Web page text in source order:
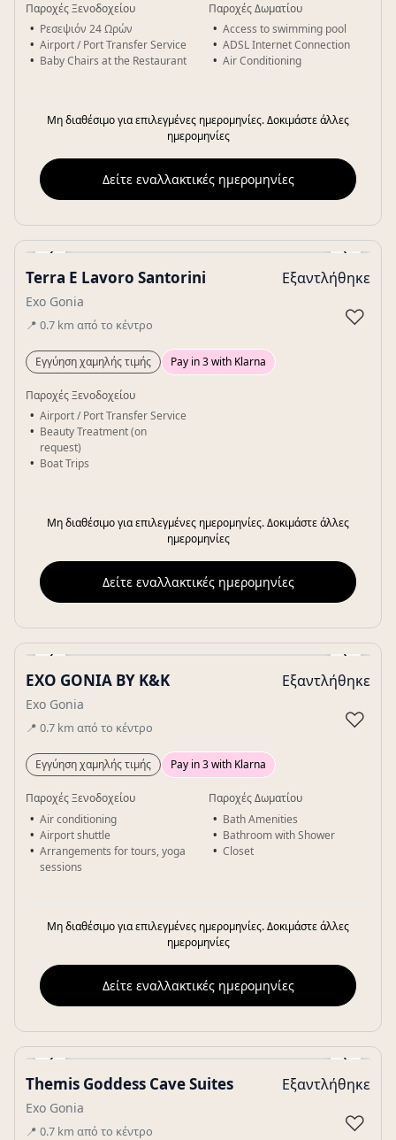
Παροχές Ξενοδοχείου
Ρεσεψιόν 24 Ωρών
Airport / Port Transfer Service
Baby Chairs at the Restaurant
Παροχές Δωματίου
Access to swimming pool
ADSL Internet Connection
Air Conditioning
Μη διαθέσιμο για επιλεγμένες ημερομηνίες. Δοκιμάστε άλλες
ημερομηνίες
Δείτε εναλλακτικές ημερομηνίες
‹ ›
Gallery
Terra E Lavoro Santorini
Exo Gonia
📍 0.7 km από το κέντρο
Εξαντλήθηκε
♡
Εγγύηση χαμηλής τιμής Pay in 3 with Klarna
Παροχές Ξενοδοχείου
Airport / Port Transfer Service
Beauty Treatment (on
request)
Boat Trips
Μη διαθέσιμο για επιλεγμένες ημερομηνίες. Δοκιμάστε άλλες
ημερομηνίες
Δείτε εναλλακτικές ημερομηνίες
‹ ›
Gallery
EXO GONIA BY K&K
Exo Gonia
📍 0.7 km από το κέντρο
Εξαντλήθηκε
♡
Εγγύηση χαμηλής τιμής Pay in 3 with Klarna
Παροχές Ξενοδοχείου
Air conditioning
Airport shuttle
Arrangements for tours, yoga
sessions
Παροχές Δωματίου
Bath Amenities
Bathroom with Shower
Closet
Μη διαθέσιμο για επιλεγμένες ημερομηνίες. Δοκιμάστε άλλες
ημερομηνίες
Δείτε εναλλακτικές ημερομηνίες
‹ ›
Gallery
Themis Goddess Cave Suites
Exo Gonia
📍 0.7 km από το κέντρο
Εξαντλήθηκε
♡